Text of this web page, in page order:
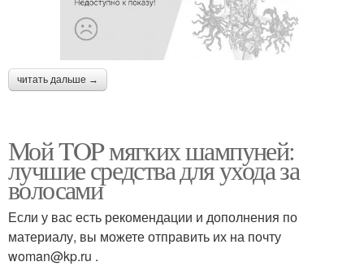
читать дальше →
Мой TOP мягких шампуней:
лучшие средства для ухода за
волосами
Если у вас есть рекомендации и дополнения по
материалу, вы можете отправить их на почту
woman@kp.ru .